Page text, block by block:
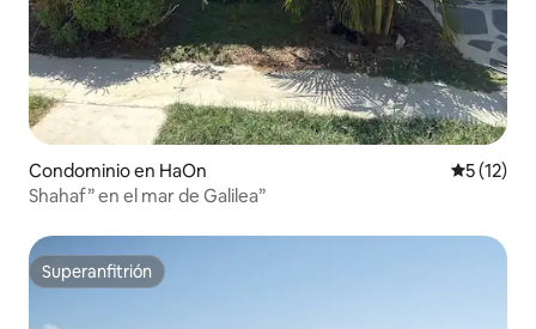
Condominio en HaOn
5 (12)
Shahaf” en el mar de Galilea”
Superanfitrión
Superanfitrión